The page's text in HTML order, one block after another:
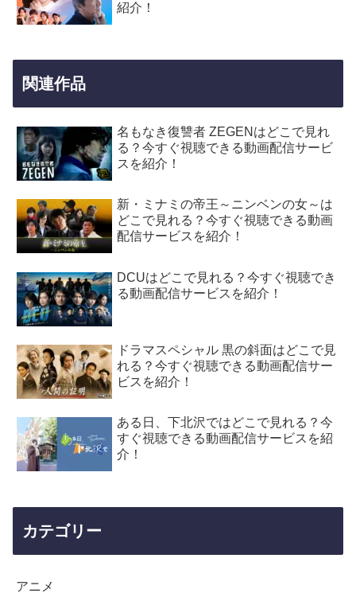
紹介！
関連作品
名もなき復讐者 ZEGENはどこで見れ
る？今すぐ視聴できる動画配信サービ
スを紹介！
新・ミナミの帝王～ニンベンの女～は
どこで見れる？今すぐ視聴できる動画
配信サービスを紹介！
DCUはどこで見れる？今すぐ視聴でき
る動画配信サービスを紹介！
ドラマスペシャル 黒の斜面はどこで見
れる？今すぐ視聴できる動画配信サー
ビスを紹介！
ある日、下北沢ではどこで見れる？今
すぐ視聴できる動画配信サービスを紹
介！
カテゴリー
アニメ